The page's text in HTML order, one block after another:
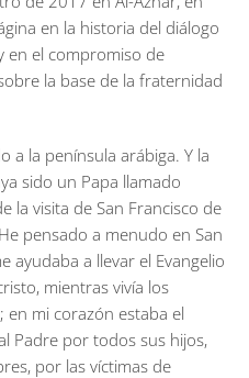
en la historia del diálogo
en el compromiso de
la base de la fraternidad
a la península arábiga. Y la
sido un Papa llamado
la visita de San Francisco de
pensado a menudo en San
ayudaba a llevar el Evangelio
mientras vivía los
en mi corazón estaba el
Padre por todos sus hijos,
por las víctimas de